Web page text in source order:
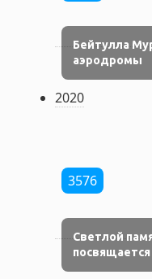
Бейтулла
аэродромы
2020
3576
Светлой
посвящается